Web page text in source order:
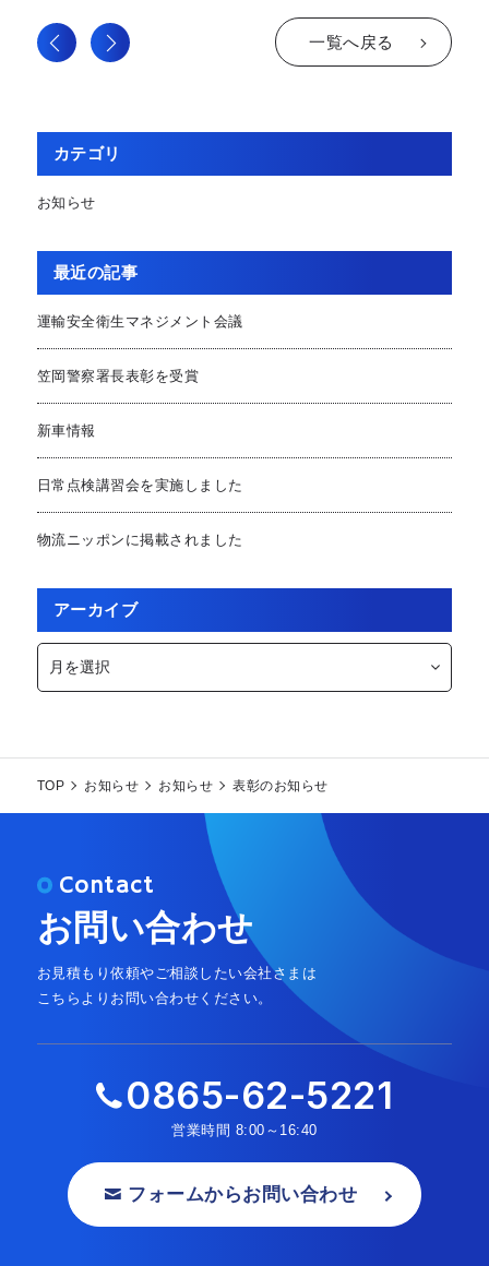
一覧へ戻る
カテゴリ
お知らせ
最近の記事
運輸安全衛生マネジメント会議
笠岡警察署長表彰を受賞
新車情報
日常点検講習会を実施しました
物流ニッポンに掲載されました
アーカイブ
ア
カ
イ
TOP お知らせ お知らせ 表彰のお知らせ
Contact
お問い合わせ
お見積もり依頼やご相談したい会社さまは
こちらよりお問い合わせください。
0865-62-5221
営業時間 8:00～16:40
フォームからお問い合わせ